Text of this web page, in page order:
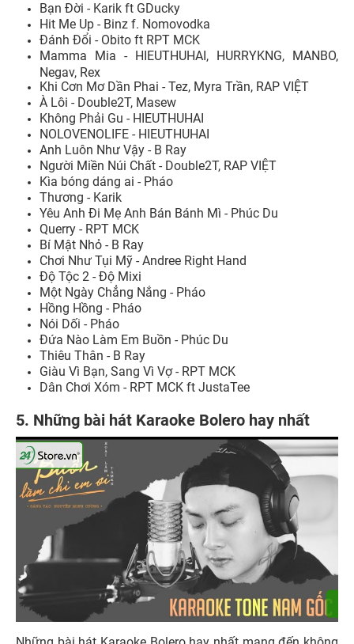
Bạn Đời - Karik ft GDucky
Hit Me Up - Binz f. Nomovodka
Đánh Đổi - Obito ft RPT MCK
Mamma Mia - HIEUTHUHAI, HURRYKNG, MANBO,
Negav, Rex
Khi Cơn Mơ Dần Phai - Tez, Myra Trần, RAP VIỆT
À Lôi - Double2T, Masew
Không Phải Gu - HIEUTHUHAI
NOLOVENOLIFE - HIEUTHUHAI
Anh Luôn Như Vậy - B Ray
Người Miền Núi Chất - Double2T, RAP VIỆT
Kìa bóng dáng ai - Pháo
Thương - Karik
Yêu Anh Đi Mẹ Anh Bán Bánh Mì - Phúc Du
Querry - RPT MCK
Bí Mật Nhỏ - B Ray
Chơi Như Tụi Mỹ - Andree Right Hand
Độ Tộc 2 - Độ Mixi
Một Ngày Chẳng Nắng - Pháo
Hồng Hồng - Pháo
Nói Dối - Pháo
Đứa Nào Làm Em Buồn - Phúc Du
Thiêu Thân - B Ray
Giàu Vì Bạn, Sang Vì Vợ - RPT MCK
Dân Chơi Xóm - RPT MCK ft JustaTee
5. Những bài hát Karaoke Bolero hay nhất